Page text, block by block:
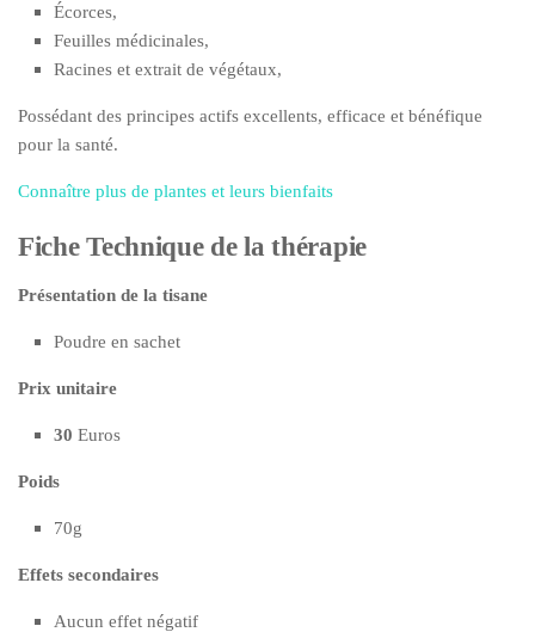
Écorces,
Feuilles médicinales,
Racines et extrait de végétaux,
Possédant des principes actifs excellents, efficace et bénéfique
pour la santé.
Connaître plus de plantes et leurs bienfaits
Fiche Technique de la thérapie
Présentation de la tisane
Poudre en sachet
Prix unitaire
30 Euros
Poids
70g
Effets secondaires
Aucun effet négatif